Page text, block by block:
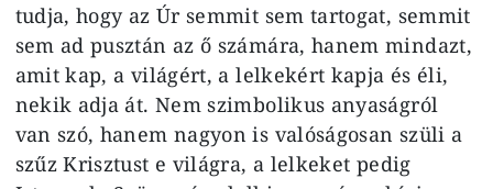
tudja, hogy az Úr semmit sem tartogat, semmit
sem ad pusztán az ő számára, hanem mindazt,
amit kap, a világért, a lelkekért kapja és éli,
nekik adja át. Nem szimbolikus anyaságról
van szó, hanem nagyon is valóságosan szüli a
szűz Krisztust e világra, a lelkeket pedig